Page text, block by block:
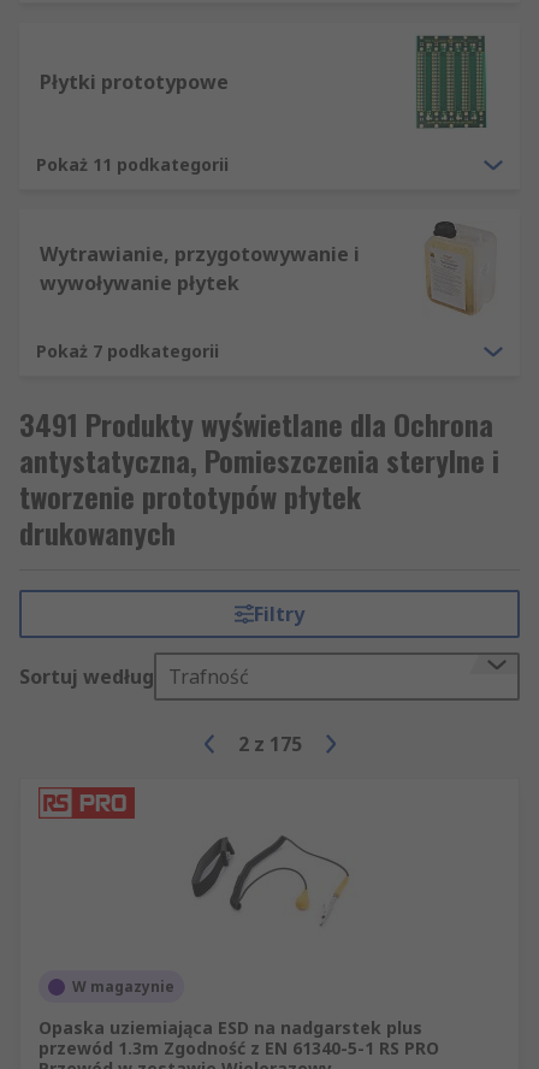
dostępny w sprzedaży online. Chcemy, by proces
dokonywania zakupu był jak najprostszy, dlatego
na naszej stronie oferujemy opcje sortowania
produktów według ceny, marki, producenta i
Płytki prototypowe
Pokaż 11 podkategorii
Wytrawianie, przygotowywanie i
wywoływanie płytek
Pokaż 7 podkategorii
3491 Produkty wyświetlane dla Ochrona
antystatyczna, Pomieszczenia sterylne i
tworzenie prototypów płytek
drukowanych
Filtry
Sortuj według Trafność
2 z 175
W magazynie
Opaska uziemiająca ESD na nadgarstek plus
przewód 1.3m Zgodność z EN 61340-5-1 RS PRO